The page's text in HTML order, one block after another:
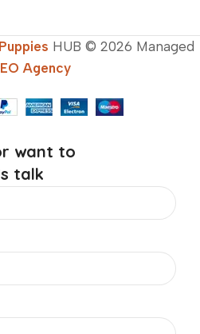
Puppies HUB © 2026 Managed
Agency
want to
talk!